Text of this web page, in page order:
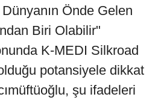
Önde Gelen
Biri Olabilir"
K-MEDI Silkroad
potansiyele dikkat
şu ifadeleri